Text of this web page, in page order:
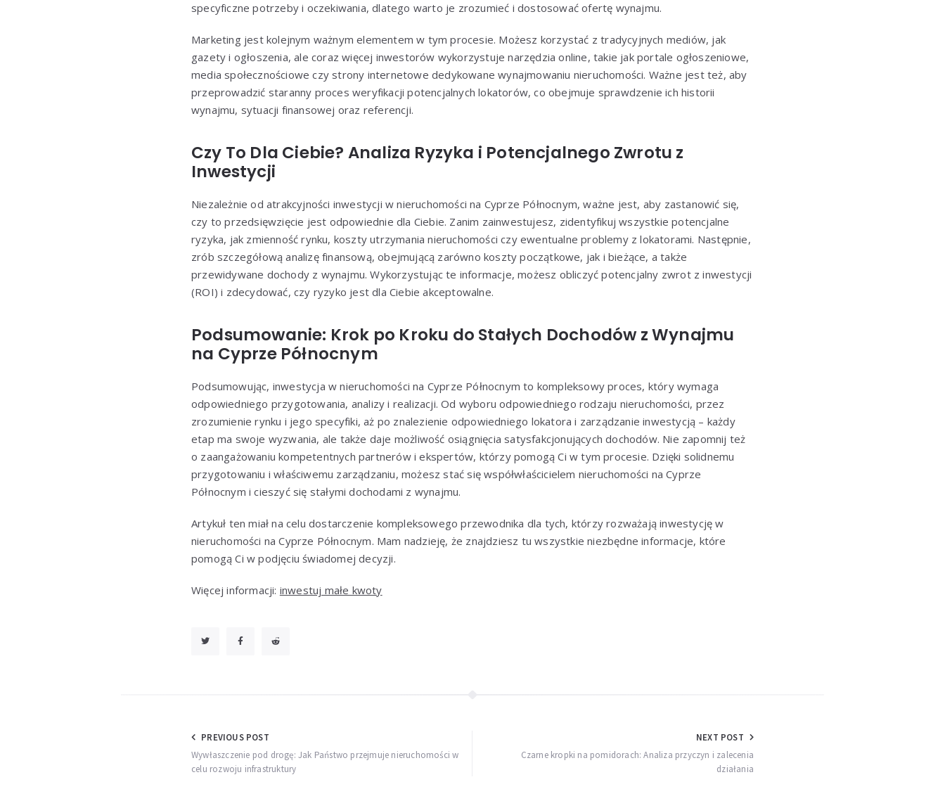
specyficzne potrzeby i oczekiwania, dlatego warto je zrozumieć i dostosować ofertę wynajmu.
Marketing jest kolejnym ważnym elementem w tym procesie. Możesz korzystać z tradycyjnych mediów, jak
gazety i ogłoszenia, ale coraz więcej inwestorów wykorzystuje narzędzia online, takie jak portale ogłoszeniowe,
media społecznościowe czy strony internetowe dedykowane wynajmowaniu nieruchomości. Ważne jest też, aby
przeprowadzić staranny proces weryfikacji potencjalnych lokatorów, co obejmuje sprawdzenie ich historii
wynajmu, sytuacji finansowej oraz referencji.
Czy To Dla Ciebie? Analiza Ryzyka i Potencjalnego Zwrotu z
Inwestycji
Niezależnie od atrakcyjności inwestycji w nieruchomości na Cyprze Północnym, ważne jest, aby zastanowić się,
czy to przedsięwzięcie jest odpowiednie dla Ciebie. Zanim zainwestujesz, zidentyfikuj wszystkie potencjalne
ryzyka, jak zmienność rynku, koszty utrzymania nieruchomości czy ewentualne problemy z lokatorami. Następnie,
zrób szczegółową analizę finansową, obejmującą zarówno koszty początkowe, jak i bieżące, a także
przewidywane dochody z wynajmu. Wykorzystując te informacje, możesz obliczyć potencjalny zwrot z inwestycji
(ROI) i zdecydować, czy ryzyko jest dla Ciebie akceptowalne.
Podsumowanie: Krok po Kroku do Stałych Dochodów z Wynajmu
na Cyprze Północnym
Podsumowując, inwestycja w nieruchomości na Cyprze Północnym to kompleksowy proces, który wymaga
odpowiedniego przygotowania, analizy i realizacji. Od wyboru odpowiedniego rodzaju nieruchomości, przez
zrozumienie rynku i jego specyfiki, aż po znalezienie odpowiedniego lokatora i zarządzanie inwestycją – każdy
etap ma swoje wyzwania, ale także daje możliwość osiągnięcia satysfakcjonujących dochodów. Nie zapomnij też
o zaangażowaniu kompetentnych partnerów i ekspertów, którzy pomogą Ci w tym procesie. Dzięki solidnemu
przygotowaniu i właściwemu zarządzaniu, możesz stać się współwłaścicielem nieruchomości na Cyprze
Północnym i cieszyć się stałymi dochodami z wynajmu.
Artykuł ten miał na celu dostarczenie kompleksowego przewodnika dla tych, którzy rozważają inwestycję w
nieruchomości na Cyprze Północnym. Mam nadzieję, że znajdziesz tu wszystkie niezbędne informacje, które
pomogą Ci w podjęciu świadomej decyzji.
Więcej informacji: inwestuj małe kwoty
Nawigacja
wpisu
PREVIOUS POST
Wywłaszczenie pod drogę: Jak Państwo przejmuje nieruchomości w
celu rozwoju infrastruktury
NEXT POST
Czarne kropki na pomidorach: Analiza przyczyn i zalecenia
działania